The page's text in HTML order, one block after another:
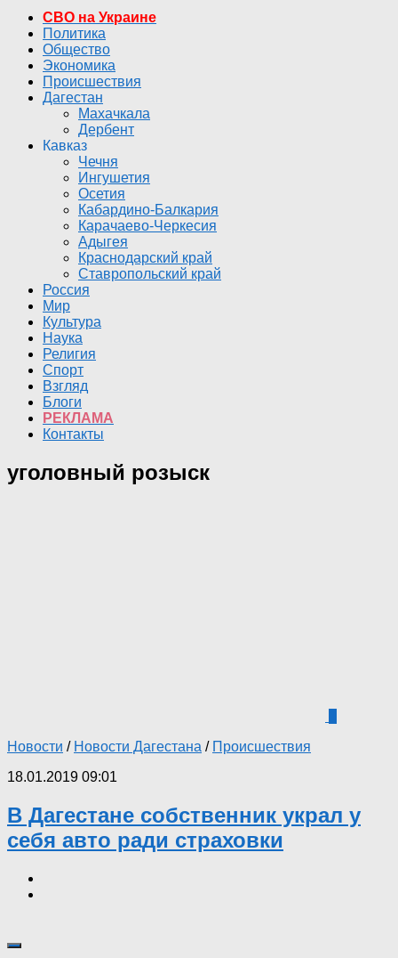
СВО на Украине
Политика
Общество
Экономика
Происшествия
Дагестан
Махачкала
Дербент
Кавказ
Чечня
Ингушетия
Осетия
Кабардино-Балкария
Карачаево-Черкесия
Адыгея
Краснодарский край
Ставропольский край
Россия
Мир
Культура
Наука
Религия
Спорт
Взгляд
Блоги
РЕКЛАМА
Контакты
уголовный розыск
Новости / Новости Дагестана / Происшествия
18.01.2019 09:01
В Дагестане собственник украл у
себя авто ради страховки